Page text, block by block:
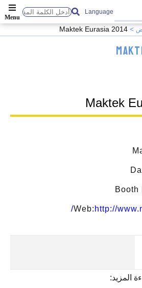
Language
Maktek Eurasia 2014
Maktek
Booth
Web: http://
المزيد: